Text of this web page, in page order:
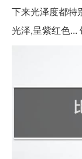
下来光泽度都特
光泽,呈紫红色...